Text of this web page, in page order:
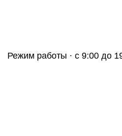
Режим работы · с 9:00 до